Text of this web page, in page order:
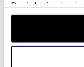
Dowiedz się więcej
dane są
.
zmienić lub wycofać
Wykorzystujemy